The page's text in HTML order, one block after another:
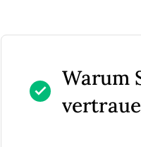
Warum